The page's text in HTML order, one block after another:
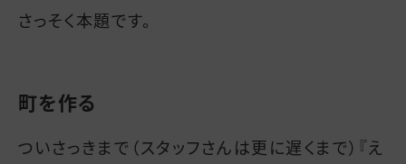
さっそく本題です。
町を作る
ついさっきまで（スタッフさんは更に遅くまで）『え